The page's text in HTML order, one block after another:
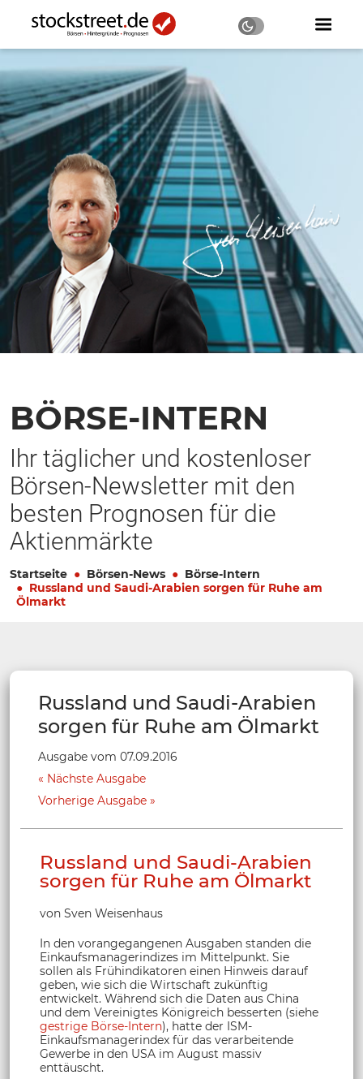
BÖRSE-INTERN
Ihr täglicher und kostenloser
Börsen-Newsletter mit den
besten Prognosen für die
Aktienmärkte
Startseite Börsen-News
Börse-Intern
Russland und Saudi-Arabien sorgen für Ruhe am
Ölmarkt
Russland und Saudi-Arabien
sorgen für Ruhe am Ölmarkt
Ausgabe vom 07.09.2016
Nächste Ausgabe
Vorherige Ausgabe
Russland und Saudi-Arabien
sorgen für Ruhe am Ölmarkt
von Sven Weisenhaus
In den vorangegangenen Ausgaben standen die
Einkaufsmanagerindizes im Mittelpunkt. Sie
sollen als Frühindikatoren einen Hinweis darauf
geben, wie sich die Wirtschaft zukünftig
entwickelt. Während sich die Daten aus China
und dem Vereinigtes Königreich besserten (siehe
gestrige Börse-Intern), hatte der ISM-
Einkaufsmanagerindex für das verarbeitende
Gewerbe in den USA im August massiv
enttäuscht.